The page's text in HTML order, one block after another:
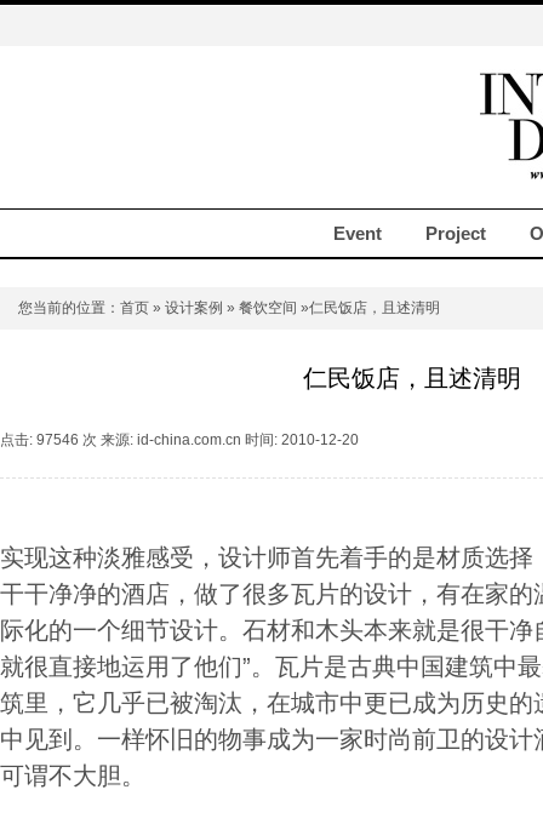
Event Project
您当前的位置： 首页 » 设计案例 » 餐饮空间 »仁民饭店，且述清明
仁民饭店，且述清明
点击: 97546 次 来源: id-china.com.cn 时间: 2010-12-20
实现这种淡雅感受，设计师首先着手的是材质选择
干干净净的酒店，做了很多瓦片的设计，有在家
际化的一个细节设计。石材和木头本来就是很干
就很直接地运用了他们”。瓦片是古典中国建筑中
筑里，它几乎已被淘汰，在城市中更已成为历史
中见到。一样怀旧的物事成为一家时尚前卫的设
可谓不大胆。